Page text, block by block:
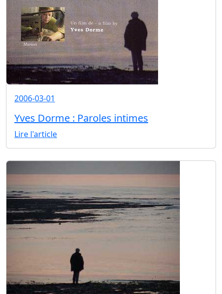
2006-03-01
Yves Dorme : Paroles intimes
Lire l'article